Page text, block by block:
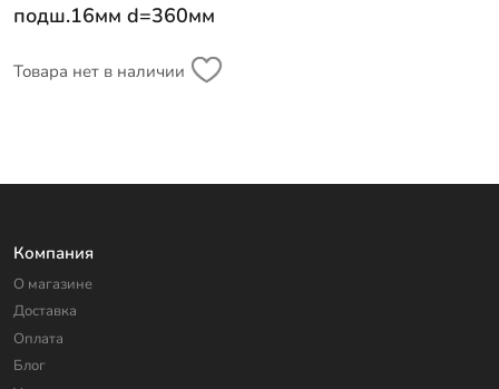
подш.16мм d=360мм
Товара нет в наличии
Компания
О магазине
Доставка
Оплата
Блог